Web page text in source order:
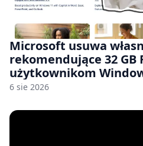
Microsoft usuwa
rekomendujące 32 GB
użytkownikom
nam przy tym
6 sie 2026